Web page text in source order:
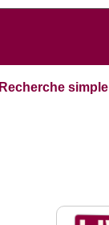
Recherche simple